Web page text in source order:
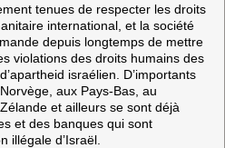
tenues de respecter les droits
international, et la société
depuis longtemps de mettre
violations des droits humains des
israélien. D’importants
aux Pays-Bas, au
et ailleurs se sont déjà
et des banques qui sont
illégale d’Israël.